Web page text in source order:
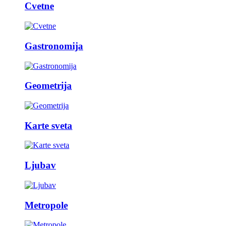
Cvetne
Gastronomija
Geometrija
Karte sveta
Ljubav
Metropole